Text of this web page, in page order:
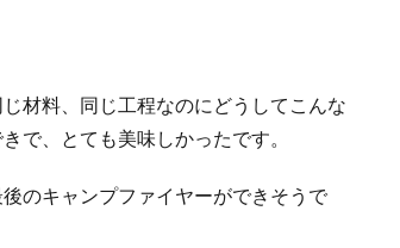
材料、同じ工程なのにどうしてこんな
で、とても美味しかったです。
のキャンプファイヤーができそうで